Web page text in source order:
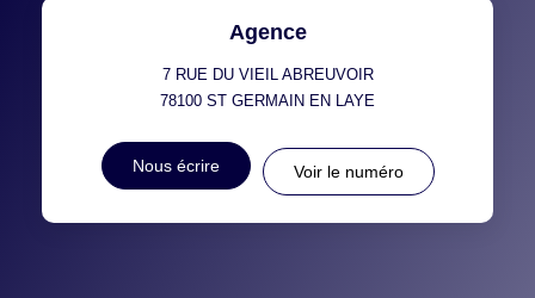
Agence
7 RUE DU VIEIL ABREUVOIR
78100 ST GERMAIN EN LAYE
Nous écrire Voir le numéro